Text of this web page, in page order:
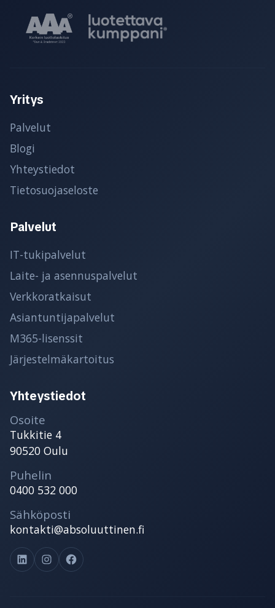
Yritys
Palvelut
Blogi
Yhteystiedot
Tietosuojaseloste
Palvelut
IT-tukipalvelut
Laite- ja asennuspalvelut
Verkkoratkaisut
Asiantuntijapalvelut
M365-lisenssit
Järjestelmäkartoitus
Yhteystiedot
Osoite
Tukkitie 4
90520 Oulu
Puhelin
0400 532 000
Sähköposti
kontakti@absoluuttinen.fi
LinkedIn
Instagram
Facebook